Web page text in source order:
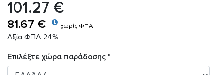
101.27 €
81.67 € χωρίς ΦΠΑ
Αξία ΦΠΑ 24%
Επιλέξτε χώρα παράδοσης *